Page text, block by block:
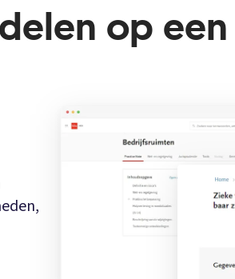
op